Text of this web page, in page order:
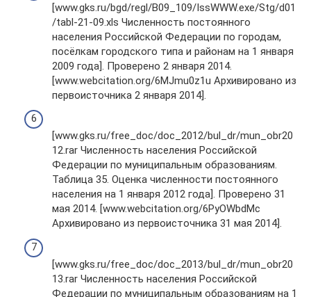
[www.gks.ru/bgd/regl/B09_109/IssWWW.exe/Stg/d01
/tabl-21-09.xls Численность постоянного
населения Российской Федерации по городам,
посёлкам городского типа и районам на 1 января
2009 года]. Проверено 2 января 2014.
[www.webcitation.org/6MJmu0z1u Архивировано из
первоисточника 2 января 2014].
[www.gks.ru/free_doc/doc_2012/bul_dr/mun_obr20
12.rar Численность населения Российской
Федерации по муниципальным образованиям.
Таблица 35. Оценка численности постоянного
населения на 1 января 2012 года]. Проверено 31
мая 2014. [www.webcitation.org/6PyOWbdMc
Архивировано из первоисточника 31 мая 2014].
[www.gks.ru/free_doc/doc_2013/bul_dr/mun_obr20
13.rar Численность населения Российской
Федерации по муниципальным образованиям на 1